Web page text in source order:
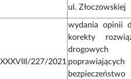
ul. Złoczowskiej
XXXVIII/227/2021
wydania opinii
korekty
drogowych
poprawiających
bezpieczeństwo